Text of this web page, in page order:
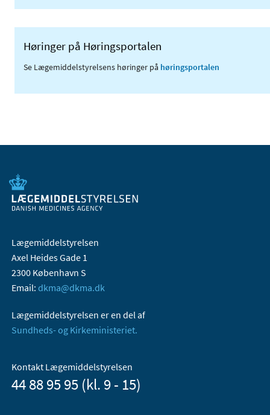
Høringer på Høringsportalen
Se Lægemiddelstyrelsens høringer på høringsportalen
Lægemiddelstyrelsen
Axel Heides Gade 1
2300 København S
Email: dkma@dkma.dk
Lægemiddelstyrelsen er en del af
Sundheds- og Kirkeministeriet.
Kontakt Lægemiddelstyrelsen
44 88 95 95 (kl. 9 - 15)